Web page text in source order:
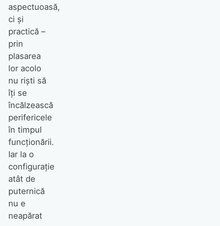
aspectuoasă,
ci şi
practică –
prin
plasarea
lor acolo
nu rişti să
îţi se
încălzească
perifericele
în timpul
funcţionării.
Iar la o
configuraţie
atât de
puternică
nu e
neapărat